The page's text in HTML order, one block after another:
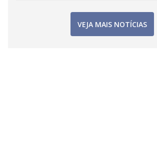
VEJA MAIS NOTÍCIAS